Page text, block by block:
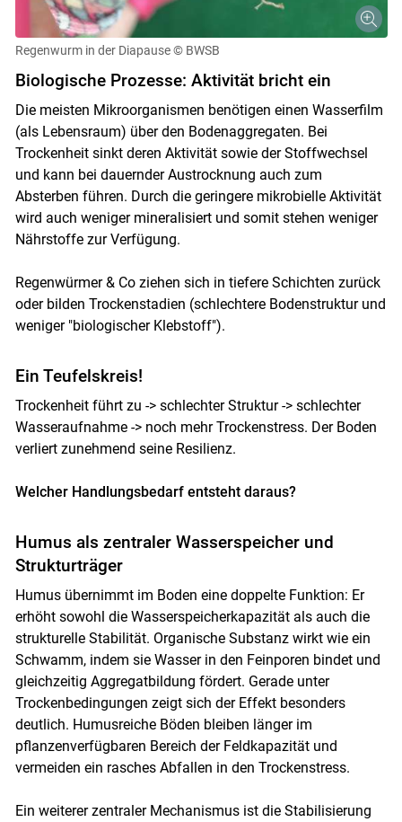
Regenwurm in der Diapause © BWSB
Biologische Prozesse: Aktivität bricht ein
Die meisten Mikroorganismen benötigen einen Wasserfilm
(als Lebensraum) über den Bodenaggregaten. Bei
Trockenheit sinkt deren Aktivität sowie der Stoffwechsel
und kann bei dauernder Austrocknung auch zum
Absterben führen. Durch die geringere mikrobielle Aktivität
wird auch weniger mineralisiert und somit stehen weniger
Nährstoffe zur Verfügung.
Regenwürmer & Co ziehen sich in tiefere Schichten zurück
oder bilden Trockenstadien (schlechtere Bodenstruktur und
weniger "biologischer Klebstoff").
Ein Teufelskreis!
Trockenheit führt zu -> schlechter Struktur -> schlechter
Wasseraufnahme -> noch mehr Trockenstress. Der Boden
verliert zunehmend seine Resilienz.
Welcher Handlungsbedarf entsteht daraus?
Humus als zentraler Wasserspeicher und
Strukturträger
Humus übernimmt im Boden eine doppelte Funktion: Er
erhöht sowohl die Wasserspeicherkapazität als auch die
strukturelle Stabilität. Organische Substanz wirkt wie ein
Schwamm, indem sie Wasser in den Feinporen bindet und
gleichzeitig Aggregatbildung fördert. Gerade unter
Trockenbedingungen zeigt sich der Effekt besonders
deutlich. Humusreiche Böden bleiben länger im
pflanzenverfügbaren Bereich der Feldkapazität und
vermeiden ein rasches Abfallen in den Trockenstress.
Ein weiterer zentraler Mechanismus ist die Stabilisierung